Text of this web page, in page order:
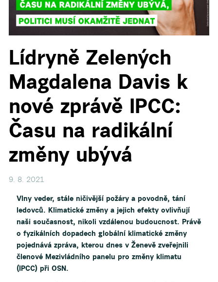
Lídryně Zelených
Magdalena Davis k
nové zprávě IPCC:
Času na radikální
změny ubývá
9. 8. 2021
Vlny veder, stále ničivější požáry a povodně, tání
ledovců. Klimatické změny a jejich efekty ovlivňují
naši současnost, nikoli vzdálenou budoucnost. Právě
o fyzikálních dopadech globální klimatické změny
pojednává zpráva, kterou dnes v Ženevě zveřejnili
členové Mezivládního panelu pro změny klimatu
(IPCC) při OSN.